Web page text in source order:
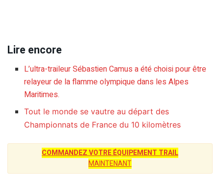
Lire encore
L’ultra-traileur Sébastien Camus a été choisi pour être
relayeur de la flamme olympique dans les Alpes
Maritimes.
Tout le monde se vautre au départ des
Championnats de France du 10 kilomètres
COMMANDEZ VOTRE ÉQUIPEMENT TRAIL
MAINTENANT